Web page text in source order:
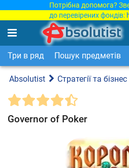
Потрібна допомога?
до перевірених фондів:
Три в ряд Пошук предметів
Absolutist Стратегії та бізнес
Governor of Poker